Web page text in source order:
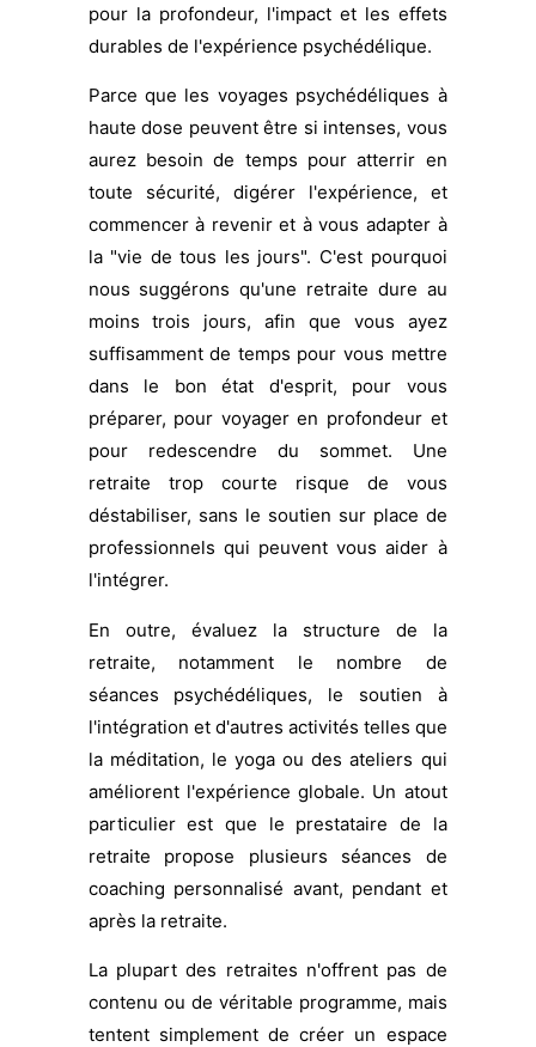
pour la profondeur, l'impact et les effets
durables de l'expérience psychédélique.
Parce que les voyages psychédéliques à
haute dose peuvent être si intenses, vous
aurez besoin de temps pour atterrir en
toute sécurité, digérer l'expérience, et
commencer à revenir et à vous adapter à
la "vie de tous les jours". C'est pourquoi
nous suggérons qu'une retraite dure au
moins trois jours, afin que vous ayez
suffisamment de temps pour vous mettre
dans le bon état d'esprit, pour vous
préparer, pour voyager en profondeur et
pour redescendre du sommet. Une
retraite trop courte risque de vous
déstabiliser, sans le soutien sur place de
professionnels qui peuvent vous aider à
l'intégrer.
En outre, évaluez la structure de la
retraite, notamment le nombre de
séances psychédéliques, le soutien à
l'intégration et d'autres activités telles que
la méditation, le yoga ou des ateliers qui
améliorent l'expérience globale. Un atout
particulier est que le prestataire de la
retraite propose plusieurs séances de
coaching personnalisé avant, pendant et
après la retraite.
La plupart des retraites n'offrent pas de
contenu ou de véritable programme, mais
tentent simplement de créer un espace